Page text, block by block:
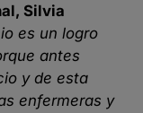
Silvia
es un logro
antes
y de esta
enfermeras y